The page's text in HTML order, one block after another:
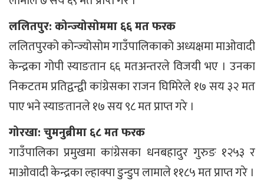
ललितपुर: कोन्ज्योसोममा ६६ मत फरक
ललितपुरको कोन्ज्योसोम गाउँपालिकाको अध्यक्षमा माओवादी
केन्द्रका गोपी स्याङतान ६६ मतअन्तरले विजयी भए । उनका
निकटतम प्रतिद्वन्द्वी कांग्रेसका राजन घिमिरेले १७ सय ३२ मत
पाए भने स्याङतानले १७ सय ९८ मत प्राप्त गरे ।
गोरखा: चुमनुब्रीमा ६८ मत फरक
गाउँपालिका प्रमुखमा कांग्रेसका धनबहादुर गुरुङ १२५३ र
माओवादी केन्द्रका ल्हाक्पा डुन्डुप लामाले ११८५ मत प्राप्त गरे ।